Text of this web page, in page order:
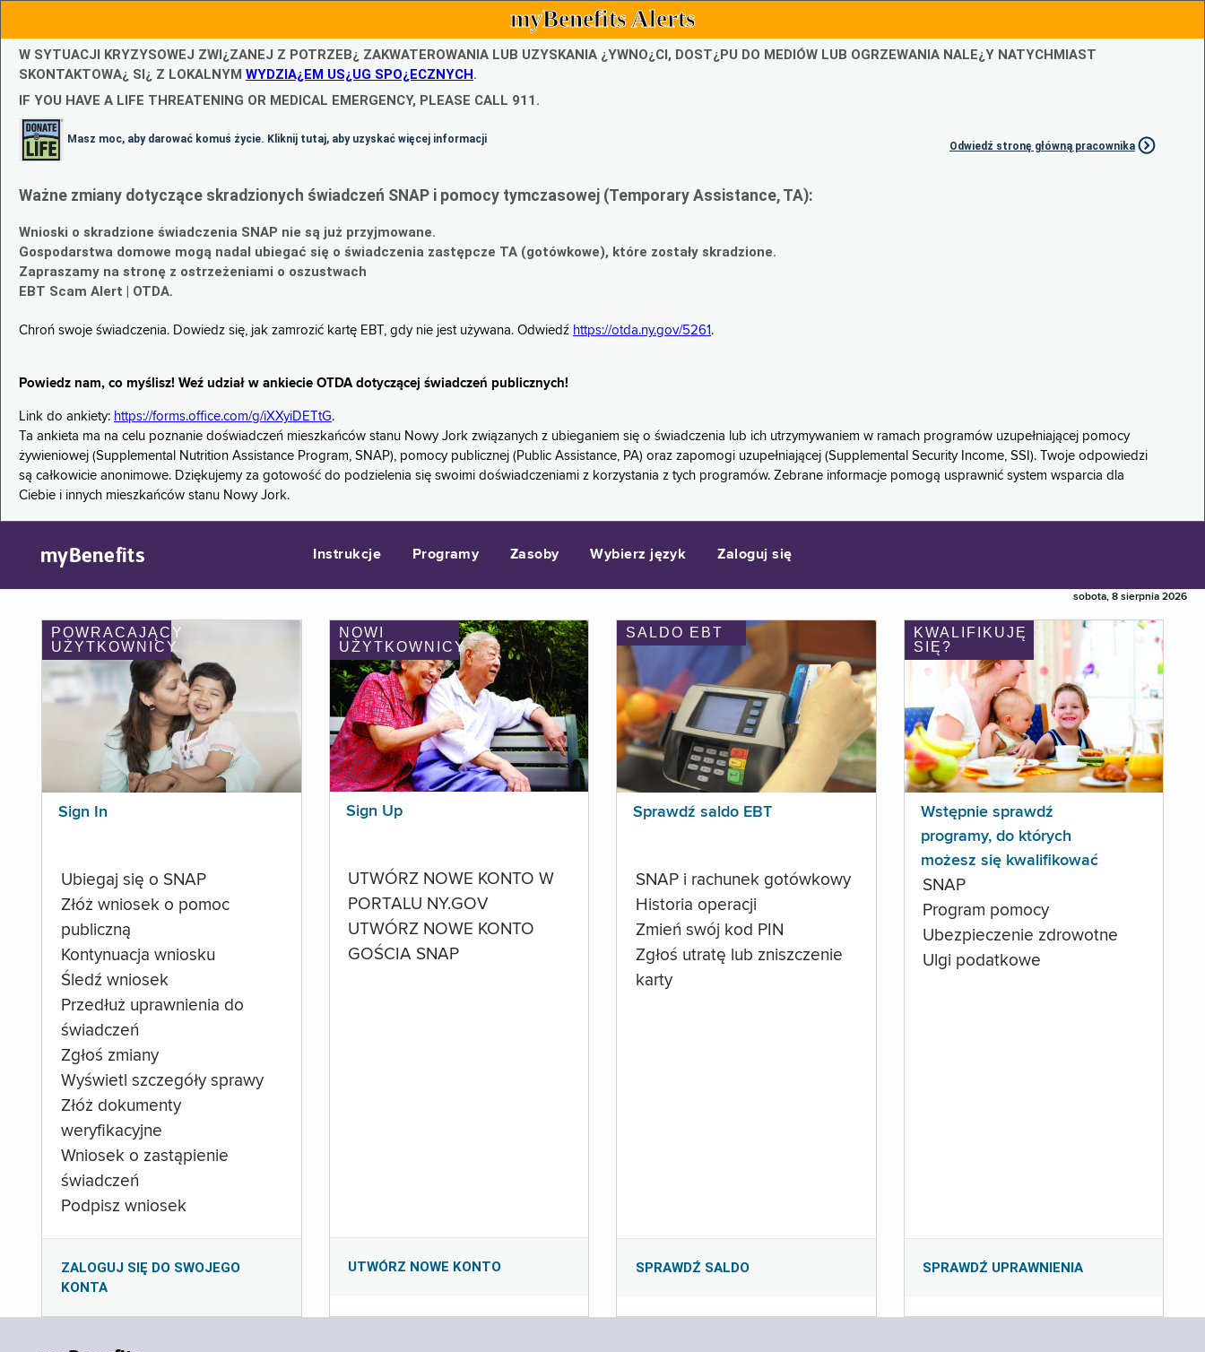
myBenefits Alerts
W SYTUACJI KRYZYSOWEJ ZWI¿ZANEJ Z POTRZEB¿ ZAKWATEROWANIA LUB UZYSKANIA ¿YWNO¿CI, DOST¿PU DO MEDIÓW LUB OGRZEWANIA NALE¿Y NATYCHMIAST
SKONTAKTOWA¿ SI¿ Z LOKALNYM WYDZIA¿EM US¿UG SPO¿ECZNYCH.
IF YOU HAVE A LIFE THREATENING OR MEDICAL EMERGENCY, PLEASE CALL 911.
Masz moc, aby darować komuś życie. Kliknij tutaj, aby uzyskać więcej informacji
Odwiedź stronę główną pracownika
Ważne zmiany dotyczące skradzionych świadczeń SNAP i pomocy tymczasowej (Temporary Assistance, TA):
Wnioski o skradzione świadczenia SNAP nie są już przyjmowane.
Gospodarstwa domowe mogą nadal ubiegać się o świadczenia zastępcze TA (gotówkowe), które zostały skradzione.
Zapraszamy na stronę z ostrzeżeniami o oszustwach
EBT Scam Alert | OTDA.
Chroń swoje świadczenia. Dowiedz się, jak zamrozić kartę EBT, gdy nie jest używana. Odwiedź https://otda.ny.gov/5261 .
Powiedz nam, co myślisz! Weź udział w ankiecie OTDA dotyczącej świadczeń publicznych!
Link do ankiety: https://forms.office.com/g/iXXyiDETtG.
Ta ankieta ma na celu poznanie doświadczeń mieszkańców stanu Nowy Jork związanych z ubieganiem się o świadczenia lub ich utrzymywaniem w ramach programów uzupełniającej pomocy
żywieniowej (Supplemental Nutrition Assistance Program, SNAP), pomocy publicznej (Public Assistance, PA) oraz zapomogi uzupełniającej (Supplemental Security Income, SSI). Twoje odpowiedzi
są całkowicie anonimowe. Dziękujemy za gotowość do podzielenia się swoimi doświadczeniami z korzystania z tych programów. Zebrane informacje pomogą usprawnić system wsparcia dla
Ciebie i innych mieszkańców stanu Nowy Jork.
myBenefits Instrukcje Programy Zasoby Wybierz język Zaloguj się
sobota, 8 sierpnia 2026
POWRACAJĄCY
UŻYTKOWNICY
Sign In
Ubiegaj się o SNAP
Złóż wniosek o pomoc
publiczną
Kontynuacja wniosku
Śledź wniosek
Przedłuż uprawnienia do
świadczeń
Zgłoś zmiany
Wyświetl szczegóły sprawy
Złóż dokumenty
weryfikacyjne
Wniosek o zastąpienie
świadczeń
Podpisz wniosek
ZALOGUJ SIĘ DO SWOJEGO
KONTA
NOWI
UŻYTKOWNICY
Sign Up
UTWÓRZ NOWE KONTO W
PORTALU NY.GOV
UTWÓRZ NOWE KONTO
GOŚCIA SNAP
UTWÓRZ NOWE KONTO
SALDO EBT
Sprawdź saldo EBT
SNAP i rachunek gotówkowy
Historia operacji
Zmień swój kod PIN
Zgłoś utratę lub zniszczenie
karty
SPRAWDŹ SALDO
KWALIFIKUJĘ
SIĘ?
Wstępnie sprawdź
programy, do których
możesz się kwalifikować
SNAP
Program pomocy
Ubezpieczenie zdrowotne
Ulgi podatkowe
SPRAWDŹ UPRAWNIENIA